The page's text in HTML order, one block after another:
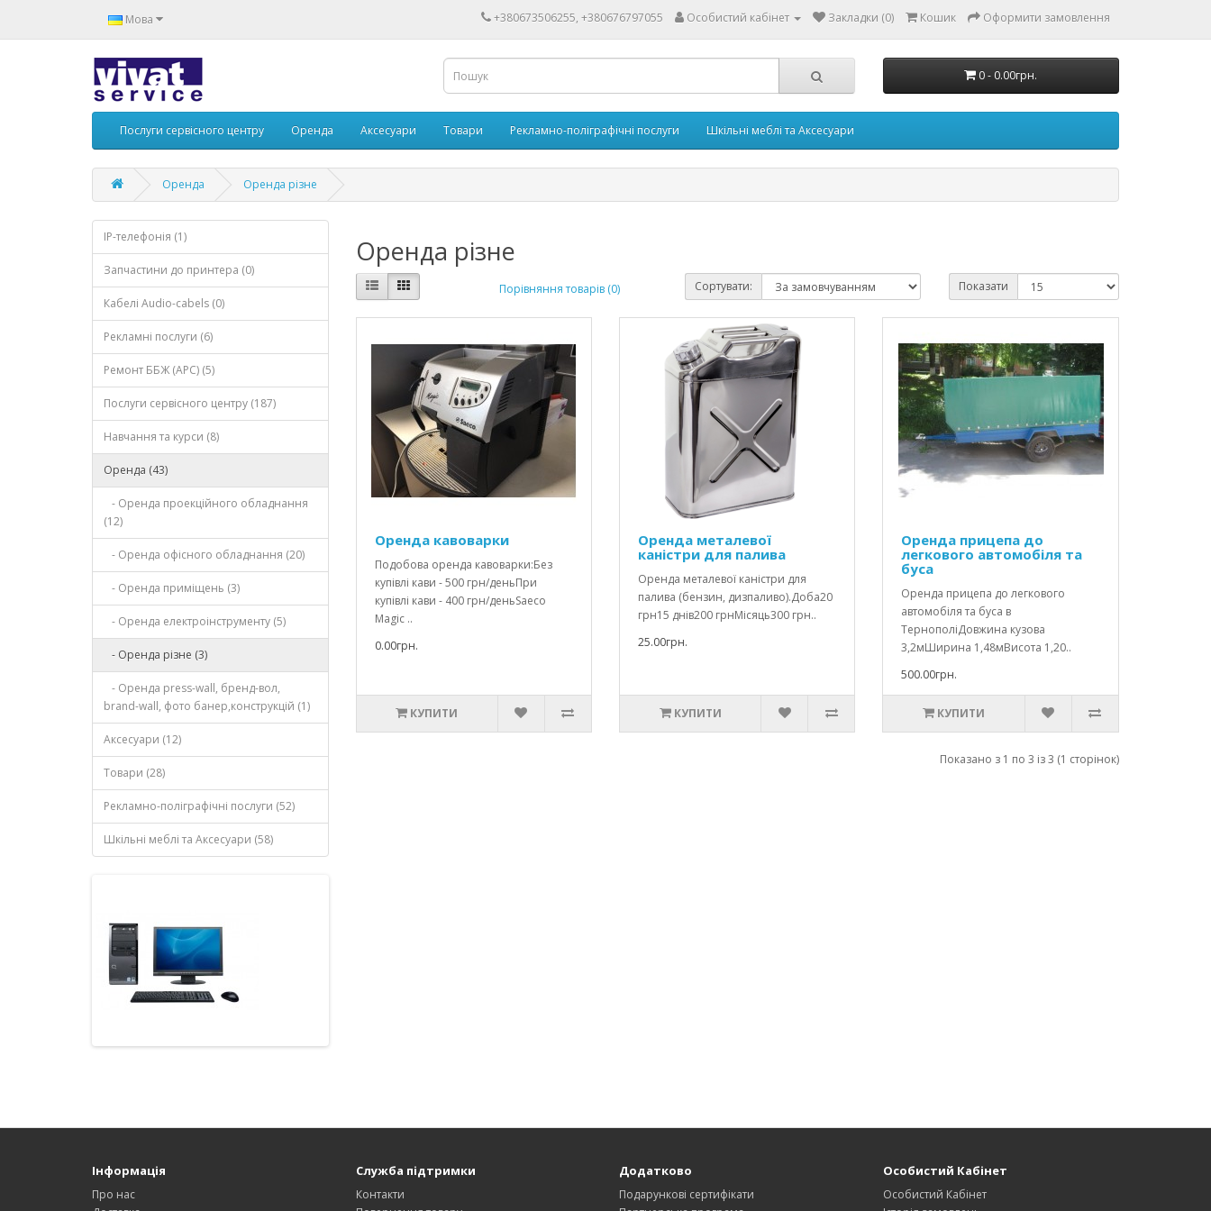
Мова +380673506255, +380676797055 Особистий кабінет Закладки (0) Кошик Оформити замовлення
0 - 0.00грн.
Послуги сервісного центру Оренда Аксесуари Товари Рекламно-поліграфічні послуги Шкільні меблі та Аксесуари
Оренда Оренда різне
IP-телефонія (1)
Запчастини до принтера (0)
Кабелі Audio-cabels (0)
Рекламні послуги (6)
Ремонт ББЖ (APC) (5)
Послуги сервісного центру (187)
Навчання та курси (8)
Оренда (43)
- Оренда проекційного обладнання
(12)
- Оренда офісного обладнання (20)
- Оренда приміщень (3)
- Оренда електроінструменту (5)
- Оренда різне (3)
- Оренда press-wall, бренд-вол,
brand-wall, фото банер,конструкцій (1)
Аксесуари (12)
Товари (28)
Рекламно-поліграфічні послуги (52)
Шкільні меблі та Аксесуари (58)
Оренда різне
Порівняння товарів (0) Сортувати: Показати
Оренда кавоварки
Подобова оренда кавоварки:Без
купівлі кави - 500 грн/деньПри
купівлі кави - 400 грн/деньSaeco
Magic ..
0.00грн.
КУПИТИ
Оренда металевої
каністри для палива
Оренда металевої каністри для
палива (бензин, дизпаливо).Доба20
грн15 днів200 грнМісяць300 грн..
25.00грн.
КУПИТИ
Оренда прицепа до
легкового автомобіля та
буса
Оренда прицепа до легкового
автомобіля та буса в
ТернополіДовжина кузова
3,2мШирина 1,48мВисота 1,20..
500.00грн.
КУПИТИ
Показано з 1 по 3 із 3 (1 сторінок)
Інформація
Про нас
Служба підтримки
Контакти
Додатково
Подарункові сертифікати
Особистий Кабінет
Особистий Кабінет